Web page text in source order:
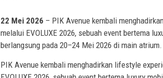
22 Mei 2026 – PIK Avenue kembali
melalui EVOLUXE 2026, sebuah event bertema
berlangsung pada 20–24 Mei 2026 di main atrium.
PIK Avenue kembali menghadirkan lifestyle